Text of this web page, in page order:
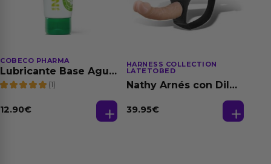
COBECO PHARMA
Lubricante Base Agua
100% Natural 125 ml
(1)
12.90€
HARNESS COLLECTION
LATETOBED
Nathy Arnés con Dildo
39.95€